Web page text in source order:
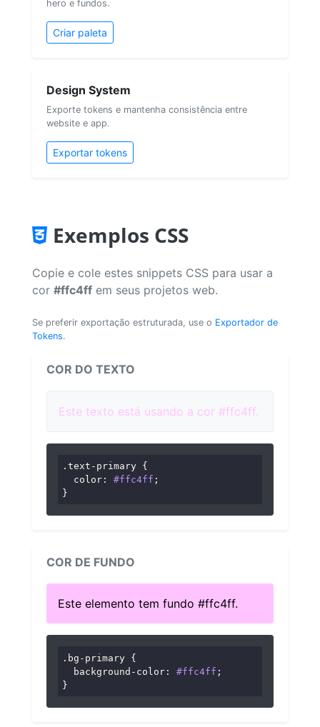
hero e fundos.
Criar paleta
Design System
Exporte tokens e mantenha consistência entre
website e app.
Exportar tokens
Exemplos CSS
Copie e cole estes snippets CSS para usar a
cor #ffc4ff em seus projetos web.
Se preferir exportação estruturada, use o Exportador de
Tokens.
COR DO TEXTO
Este texto está usando a cor #ffc4ff.
.text-primary {
color : #ffc4ff ;
}
COR DE FUNDO
Este elemento tem fundo #ffc4ff.
.bg-primary {
background-color : #ffc4ff ;
}